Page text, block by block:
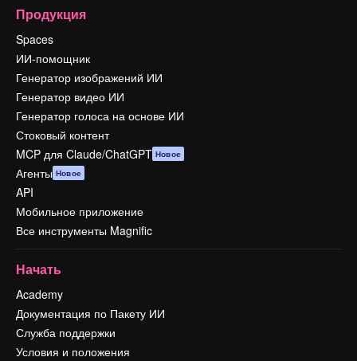
Продукция
Spaces
ИИ-помощник
Генератор изображений ИИ
Генератор видео ИИ
Генератор голоса на основе ИИ
Стоковый контент
MCP для Claude/ChatGPT Новое
Агенты Новое
API
Мобильное приложение
Все инструменты Magnific
Начать
Academy
Документация по Пакету ИИ
Служба поддержки
Условия и положения